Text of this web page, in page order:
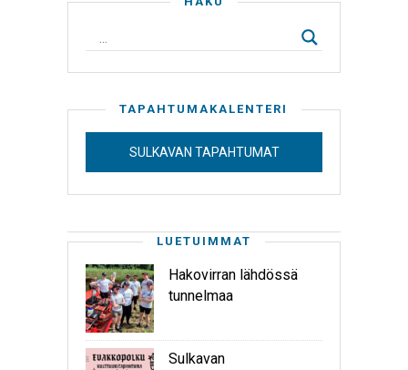
TAPAHTUMAKALENTERI
SULKAVAN TAPAHTUMAT
LUETUIMMAT
Hakovirran lähdössä
tunnelmaa
Sulkavan